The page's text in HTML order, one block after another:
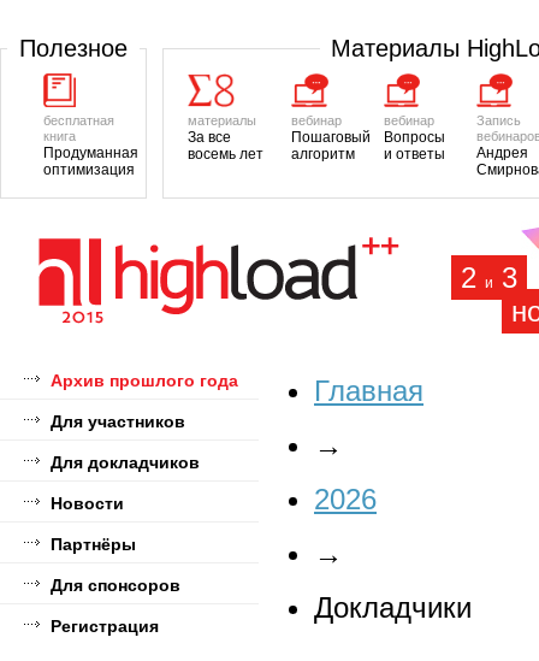
Полезное
бесплатная
книга
Продуманная
оптимизация
Материалы
материалы
За все
восемь лет
вебинар
Пошаговый
алгоритм
вебинар
Вопросы
и ответы
Запись
Андрея
2 и
3
Архив прошлого года
Для участников
Для докладчиков
Новости
Партнёры
Для спонсоров
Регистрация
Главная
→
2026
→
Докладчики